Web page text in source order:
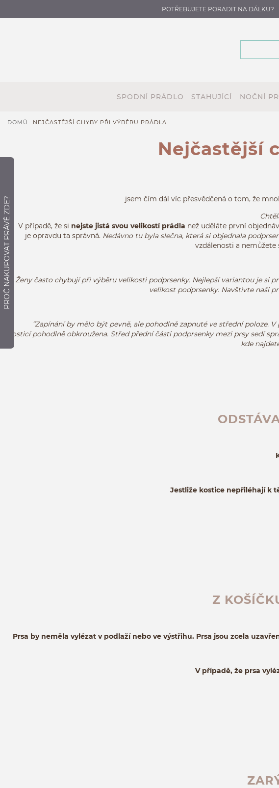
POTŘEBUJETE PORADIT NA DÁLKU?
SPODNÍ PRÁDLO STAHUJÍCÍ NOČNÍ
DOMŮ NEJČASTĚJŠÍ CHYBY PŘI VÝBĚRU PRÁDLA
Nejčastější
jsem čím dál víc přesvědčená o tom, že
V případě, že si nejste jistá svou velikostí prádla než uděláte první
je opravdu ta správná. Nedávno tu byla slečna, která si objednala
vzdálenosti a nemůžete
Ženy často chybují při výběru velikosti podprsenky. Nejlepší variantou je si
velikost podprsenky. Navštivte naši
“Zapínání by mělo být pevně, ale pohodlně zapnuté ve střední poloze. V
kosticí pohodlně obkroužena. Střed přední části podprsenky mezi prsy sedí
kde
Jestliže kostice nepřiléhají k
Z
Prsa by neměla vylézat v podlaží nebo ve výstřihu. Prsa jsou zcela
V případě, že prsa
PROČ NAKUPOVAT PRÁVĚ ZDE?